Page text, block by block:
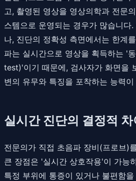
고, 촬영된 영상을 영상의학과 전문
스템으로 운영되는 경우가 많습니다
나, 진단의 정확성 측면에서는 한계
파는 실시간으로 영상을 획득하는 '
test)'이기 때문에, 검사자가 화면을
변의 유무와 특징을 포착하는 능력
실시간 진단의 결정적 차
전문의가 직접 초음파 장비(프로브)
큰 장점은 '실시간 상호작용'이 가능
특정 부위에 통증이 있거나 불편함